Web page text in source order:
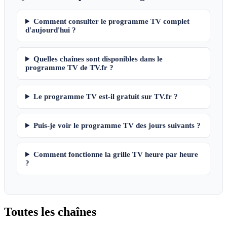
Comment consulter le programme TV complet
d'aujourd'hui ?
Quelles chaînes sont disponibles dans le
programme TV de TV.fr ?
Le programme TV est-il gratuit sur TV.fr ?
Puis-je voir le programme TV des jours suivants ?
Comment fonctionne la grille TV heure par heure
?
Toutes les chaînes